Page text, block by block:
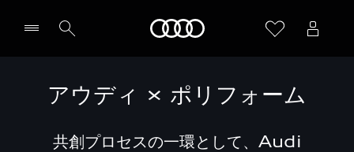
アウディ × ポリフォーム
共創プロセスの一環として、Audi